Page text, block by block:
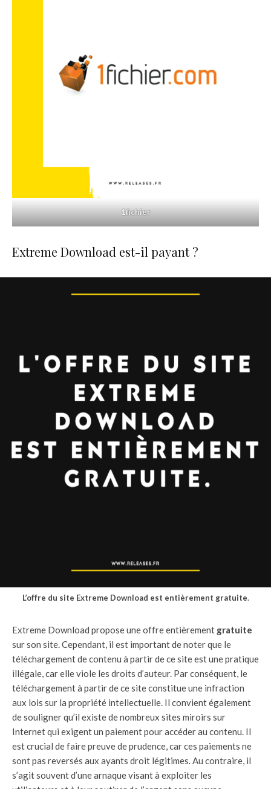
1fichier
Extreme Download est-il payant ?
L’offre du site Extreme Download est entièrement gratuite.
Extreme Download propose une offre entièrement gratuite
sur son site. Cependant, il est important de noter que le
téléchargement de contenu à partir de ce site est une pratique
illégale, car elle viole les droits d’auteur. Par conséquent, le
téléchargement à partir de ce site constitue une infraction
aux lois sur la propriété intellectuelle. Il convient également
de souligner qu’il existe de nombreux sites miroirs sur
Internet qui exigent un paiement pour accéder au contenu. Il
est crucial de faire preuve de prudence, car ces paiements ne
sont pas reversés aux ayants droit légitimes. Au contraire, il
s’agit souvent d’une arnaque visant à exploiter les